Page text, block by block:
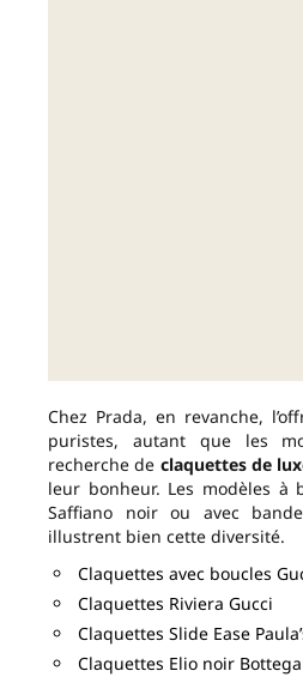
Chez Prada, en revanche,
puristes, autant que les
recherche de claquettes de
leur bonheur. Les modèles à
Saffiano noir ou avec
illustrent bien cette diversité.
Claquettes avec boucles
Claquettes Riviera Gucci
Claquettes Slide Ease
Claquettes Elio noir